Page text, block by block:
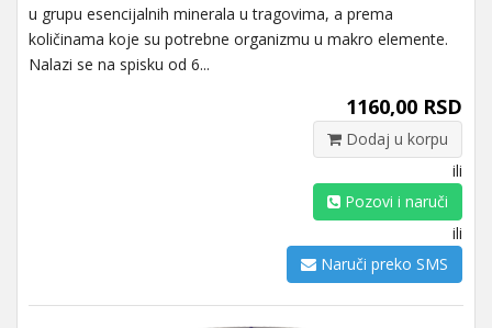
u grupu esencijalnih minerala u tragovima, a prema
količinama koje su potrebne organizmu u makro elemente.
Nalazi se na spisku od 6...
1160,00 RSD
Dodaj u korpu
ili
Pozovi i naruči
ili
Naruči preko SMS